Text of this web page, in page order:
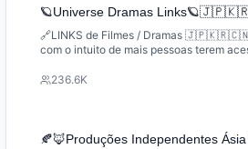
🪐Universe Dramas
🔗LINKS de Filmes / Dramas
com o intuito de mais pessoas terem
facilito para todos🫰🏻
236.6K
🍂🦊Produções Independentes